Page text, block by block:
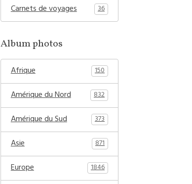
Carnets de voyages 36
Album photos
Afrique 150
Amérique du Nord 832
Amérique du Sud 373
Asie 871
Europe 1846